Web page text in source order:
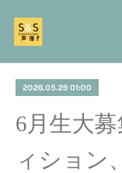
2026.05.29 01:00
6月生大
ィション